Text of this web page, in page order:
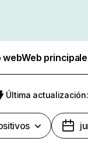
webWeb
Última